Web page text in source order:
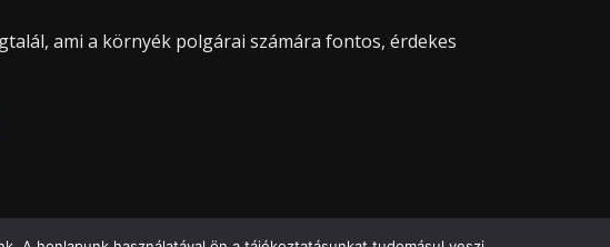
ami a környék polgárai számára fontos, érdekes